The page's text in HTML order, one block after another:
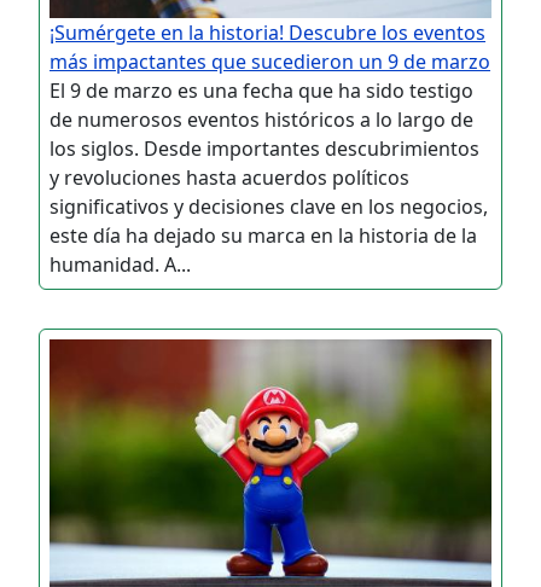
¡Sumérgete en la historia! Descubre los eventos
más impactantes que sucedieron un 9 de marzo
El 9 de marzo es una fecha que ha sido testigo
de numerosos eventos históricos a lo largo de
los siglos. Desde importantes descubrimientos
y revoluciones hasta acuerdos políticos
significativos y decisiones clave en los negocios,
este día ha dejado su marca en la historia de la
humanidad. A...